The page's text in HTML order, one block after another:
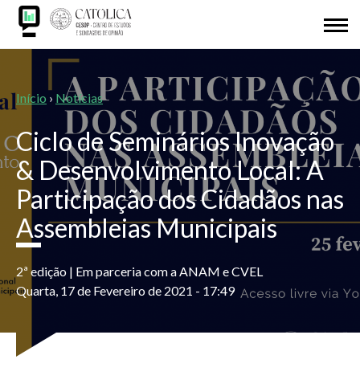
Passar
para
o
ISM
IDL
INVESTIGAÇÃO
APRESENTAÇÕES
ODS 2030
ADERIR
topNavegação
estrutural
Início › Notícias
Ciclo de Seminários Inovação
& Desenvolvimento Local: A
Participação dos Cidadãos nas
Assembleias Municipais
2ª edição | Em parceria com a ANAM e CVEL
Quarta, 17 de Fevereiro de 2021 - 17:49